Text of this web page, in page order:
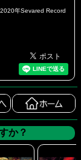
年Sevared Record
か？